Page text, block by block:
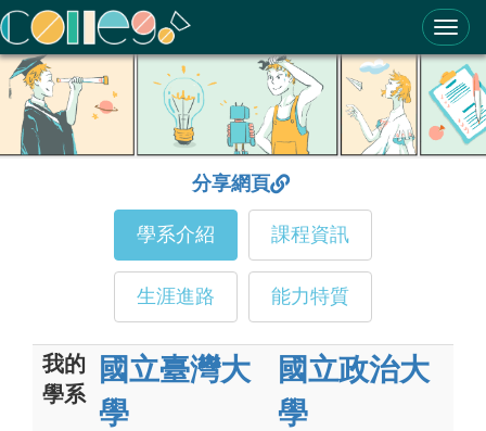
ColleGo! 大學選才與高中育才輔助系統
分享網頁
學系介紹 課程資訊
生涯進路 能力特質
我的
學系
國立臺灣大
學
國立政治大
學